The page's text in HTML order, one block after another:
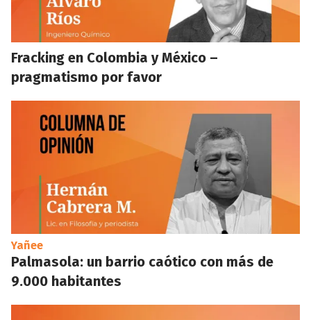
Fracking en Colombia y México –
pragmatismo por favor
Yañee
Palmasola: un barrio caótico con más de
9.000 habitantes